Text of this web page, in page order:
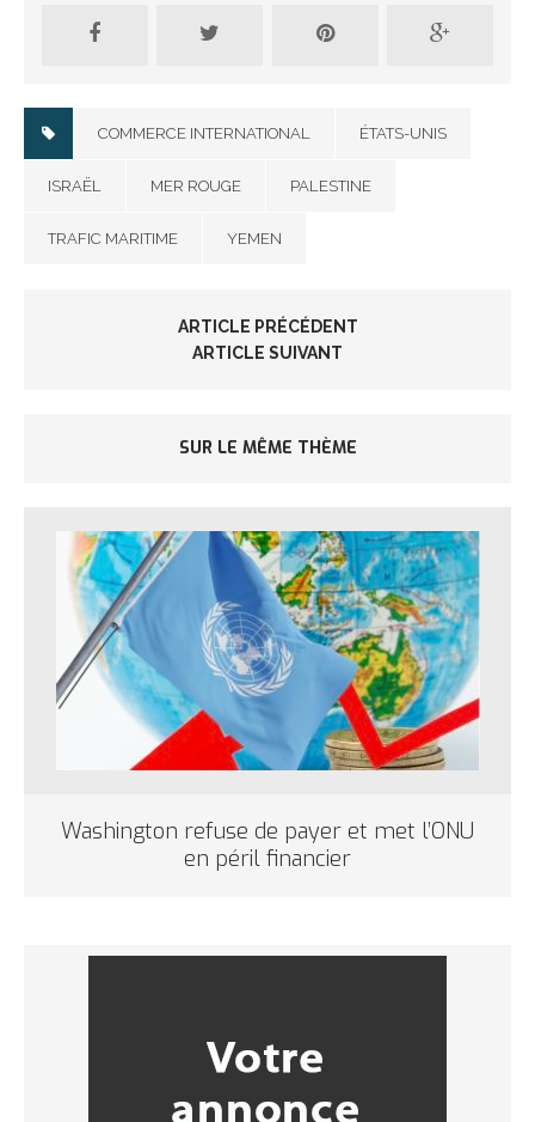
COMMERCE INTERNATIONAL ÉTATS-UNIS
ISRAËL MER ROUGE PALESTINE
TRAFIC MARITIME YEMEN
ARTICLE PRÉCÉDENT
ARTICLE SUIVANT
SUR LE MÊME THÈME
Washington refuse de payer et met l’ONU
en péril financier